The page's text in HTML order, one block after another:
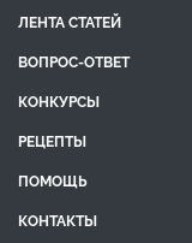
ЛЕНТА СТАТЕЙ
ВОПРОС-ОТВЕТ
КОНКУРСЫ
РЕЦЕПТЫ
ПОМОЩЬ
КОНТАКТЫ